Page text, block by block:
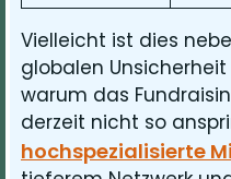
Vielleicht ist dies
globalen
warum das
derzeit nicht so
hochspezialisierte